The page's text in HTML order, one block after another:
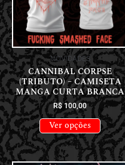
NOVIDADES
CANNIBAL CORPSE
(TRIBUTO) – CAMISETA
MANGA CURTA BRANCA
R$100,00
Ver opções